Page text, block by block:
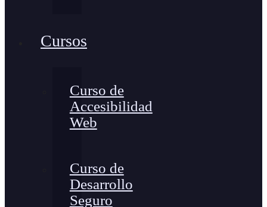
Cursos
Curso de
Accesibilidad
Web
Curso de
Desarrollo
Seguro